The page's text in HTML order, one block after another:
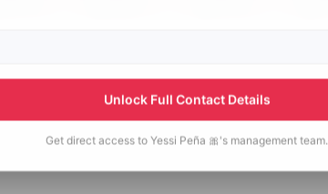
Unlock Full Contact Details
Get direct access to Yessi Peña 🎀's management team.